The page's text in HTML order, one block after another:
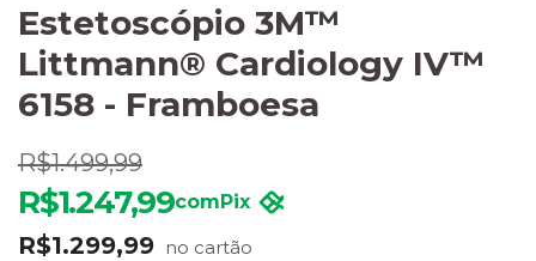
Estetoscópio 3M™
Littmann® Cardiology IV™
6158 - Framboesa
R$1.499,99
R$1.299,99
R$1.247,99comPix